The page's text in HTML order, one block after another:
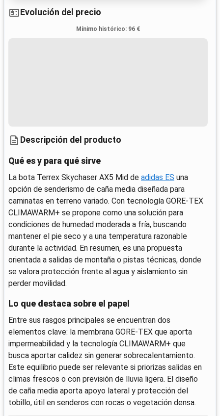
Evolución del precio
Mínimo histórico: 96 €
Descripción del producto
Qué es y para qué sirve
La bota Terrex Skychaser AX5 Mid de adidas ES una
opción de senderismo de caña media diseñada para
caminatas en terreno variado. Con tecnología GORE-TEX
CLIMAWARM+ se propone como una solución para
condiciones de humedad moderada a fría, buscando
mantener el pie seco y a una temperatura razonable
durante la actividad. En resumen, es una propuesta
orientada a salidas de montaña o pistas técnicas, donde
se valora protección frente al agua y aislamiento sin
perder movilidad.
Lo que destaca sobre el papel
Entre sus rasgos principales se encuentran dos
elementos clave: la membrana GORE-TEX que aporta
impermeabilidad y la tecnología CLIMAWARM+ que
busca aportar calidez sin generar sobrecalentamiento.
Este equilibrio puede ser relevante si priorizas salidas en
climas frescos o con previsión de lluvia ligera. El diseño
de caña media aporta apoyo lateral y protección del
tobillo, útil en senderos con rocas o vegetación densa.